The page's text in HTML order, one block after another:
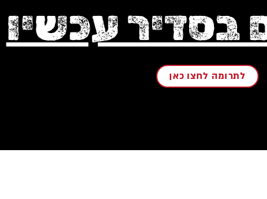
עכשיו
לתרומה לחצו כאן